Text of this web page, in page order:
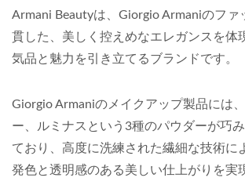
Armani Beautyは、Giorgio Armaniのファ
貫した、美しく控えめなエレガンスを体
気品と魅力を引き立てるブランドです。
Giorgio Armaniのメイクアップ製品には
ー、ルミナスという3種のパウダーが巧
ており、高度に洗練された繊細な技術に
発色と透明感のある美しい仕上がりを実